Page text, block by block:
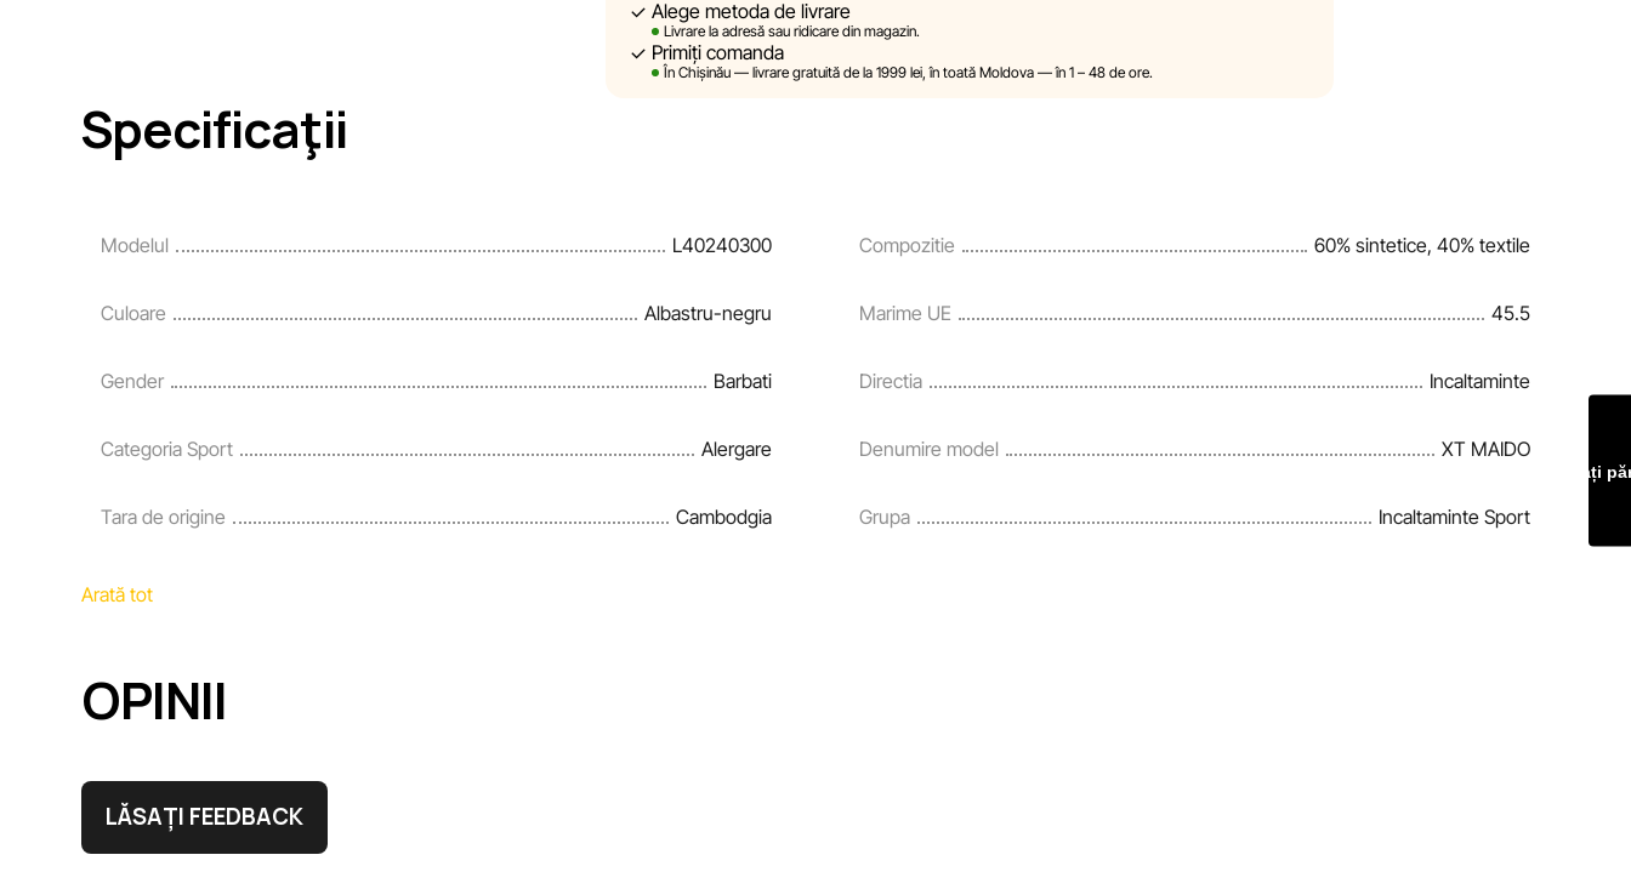
Sportlandia își rezervă dreptul de a modifica, în mod unilateral și fără notificare
prealabilă, descrierile, caracteristicile și proprietățile produselor. Imaginile prezentate pe
site sunt simulate și au un caracter pur ilustrativ. Informațiile generale despre produse
și corecta prompt eventualele erori în cel mai scurt termen rezonabil.
Alege metoda de livrare
Livrare la adresă sau ridicare din magazin.
Primiți comanda
În Chișinău — livrare gratuită de la 1999 lei, în toată Moldova — în 1 – 48 de ore.
Specificaţii
Modelul L40240300 Compozitie 60% sintetice, 40% textile
Culoare Albastru-negru Marime UE 45.5
Gender Barbati Directia Incaltaminte
Categoria Sport Alergare Denumire model XT MAIDO
Tara de origine Cambodgia Grupa Incaltaminte Sport
Arată tot
OPINII
LĂSAȚI FEEDBACK
Lăsați